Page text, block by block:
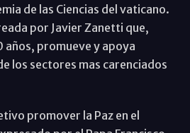
de las Ciencias del vaticano.
por Javier Zanetti que,
años, promueve y apoya
los sectores mas carenciados
promover la Paz en el